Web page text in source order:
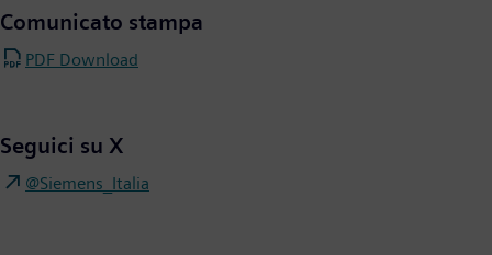
Comunicato stampa
PDF Download
Seguici su X
@Siemens_Italia